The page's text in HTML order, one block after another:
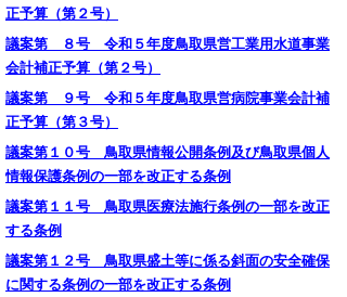
正予算（第２号）
議案第 ８号 令和５年度鳥取県営工業用水道事業
会計補正予算（第２号）
議案第 ９号 令和５年度鳥取県営病院事業会計補
正予算（第３号）
議案第１０号 鳥取県情報公開条例及び鳥取県個人
情報保護条例の一部を改正する条例
議案第１１号 鳥取県医療法施行条例の一部を改正
する条例
議案第１２号 鳥取県盛土等に係る斜面の安全確保
に関する条例の一部を改正する条例